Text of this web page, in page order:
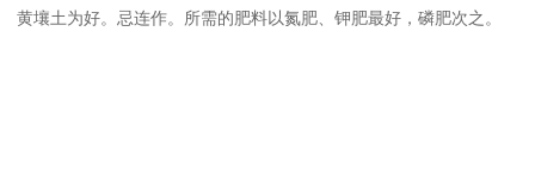
黄壤土为好。忌连作。所需的肥料以氮肥、钾肥最好，磷肥次之。